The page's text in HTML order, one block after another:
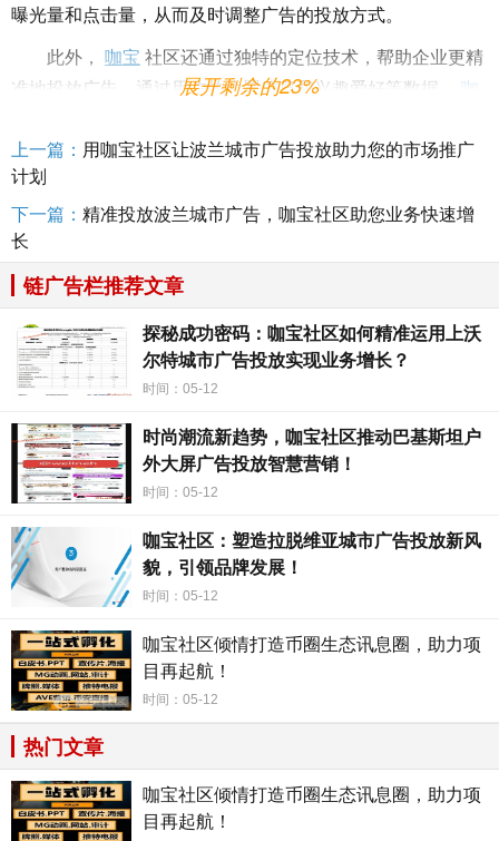
曝光量和点击量，从而及时调整广告的投放方式。
此外， 咖宝 社区还通过独特的定位技术，帮助企业更精
准地投放广告。通过用户的位置信息和兴趣爱好等数据，
咖
够更好地触达目标客户。这种定位技术不仅可以帮助企业提
高广告投放的效果，还能够节省企业的广告费用，使广告投
放更加具有成本效益。
的曝光机会。通过咖宝
广告，吸引更多目标客户。无论是用户群体的多样性、多种
广告形式的选择还是定位技术的应用，都为企业提供了更多
的曝光机会和更高的广告效果。因此，如果您希望提高自己
告投放。让我们携手合作，共同实现商业成功！
展开剩余的23%
上一篇： 用咖宝社区让波兰城市广告投放助力您的市场推广
计划
下一篇： 精准投放波兰城市广告，咖宝社区助您业务快速增
长
链广告栏推荐文章
探秘成功密码：咖宝社区如何精准运用上沃
尔特城市广告投放实现业务增长？
时间：05-12
时尚潮流新趋势，咖宝社区推动巴基斯坦户
外大屏广告投放智慧营销！
时间：05-12
咖宝社区：塑造拉脱维亚城市广告投放新风
貌，引领品牌发展！
时间：05-12
咖宝社区倾情打造币圈生态讯息圈，助力项
目再起航！
时间：05-12
热门文章
咖宝社区倾情打造币圈生态讯息圈，助力项
目再起航！